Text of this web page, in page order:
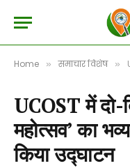
Home » समाचार विशेष »
UCOST में दो-
महोत्सव’ का
किया उद्घाटन